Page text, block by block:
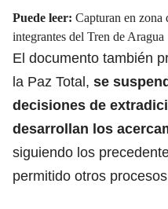
Puede leer: Capturan en zona
integrantes del Tren de Aragua
El documento también
la Paz Total, se
decisiones de
desarrollan los
siguiendo los
permitido otros